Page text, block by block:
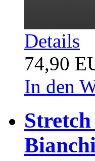
Details
74,90
In den